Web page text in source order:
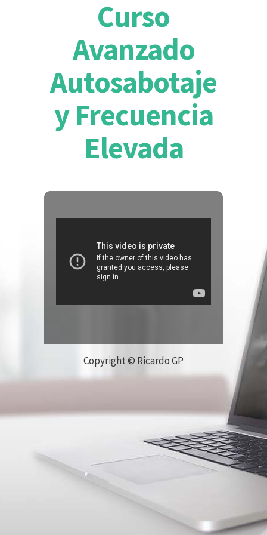
Curso
Avanzado
Autosabotaje
y Frecuencia
Elevada
Copyright © Ricardo GP